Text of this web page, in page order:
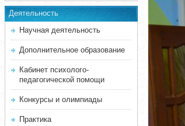
Деятельность
Научная деятельность
Дополнительное образование
Кабинет психолого-
педагогической помощи
Конкурсы и олимпиады
Практика